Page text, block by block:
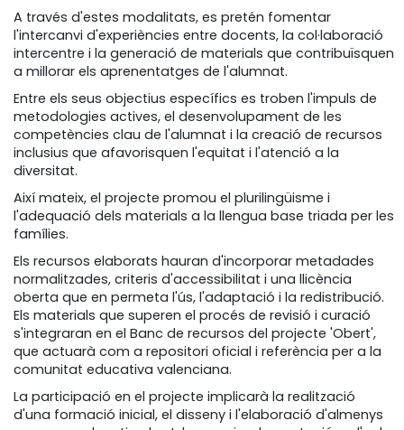
A través d'estes modalitats, es pretén fomentar
l'intercanvi d'experiències entre docents, la col·laboració
intercentre i la generació de materials que contribuïsquen
a millorar els aprenentatges de l'alumnat.
Entre els seus objectius específics es troben l'impuls de
metodologies actives, el desenvolupament de les
competències clau de l'alumnat i la creació de recursos
inclusius que afavorisquen l'equitat i l'atenció a la
diversitat.
Així mateix, el projecte promou el plurilingüisme i
l'adequació dels materials a la llengua base triada per les
famílies.
Els recursos elaborats hauran d'incorporar metadades
normalitzades, criteris d'accessibilitat i una llicència
oberta que en permeta l'ús, l'adaptació i la redistribució.
Els materials que superen el procés de revisió i curació
s'integraran en el Banc de recursos del projecte 'Obert',
que actuarà com a repositori oficial i referència per a la
comunitat educativa valenciana.
La participació en el projecte implicarà la realització
d'una formació inicial, el disseny i l'elaboració d'almenys